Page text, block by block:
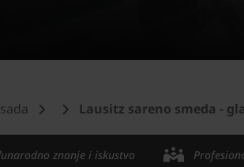
Lausitz sareno smeda -
znanje i iskustvo